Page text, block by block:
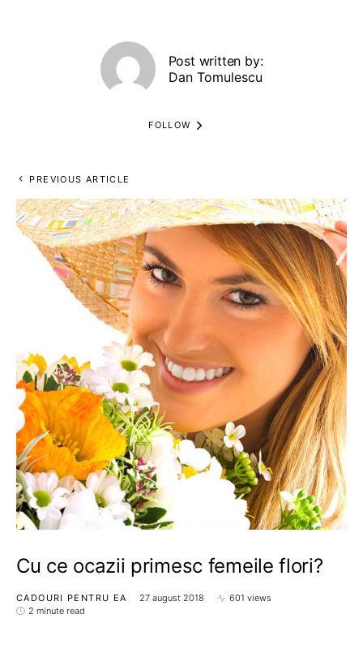
Post written by:
Dan Tomulescu
FOLLOW
PREVIOUS ARTICLE
Cu ce ocazii primesc femeile flori?
CADOURI PENTRU EA 27 august 2018
601 views
2 minute read